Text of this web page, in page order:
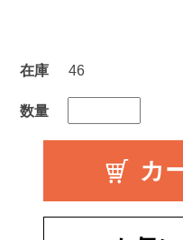
在庫
46
数量